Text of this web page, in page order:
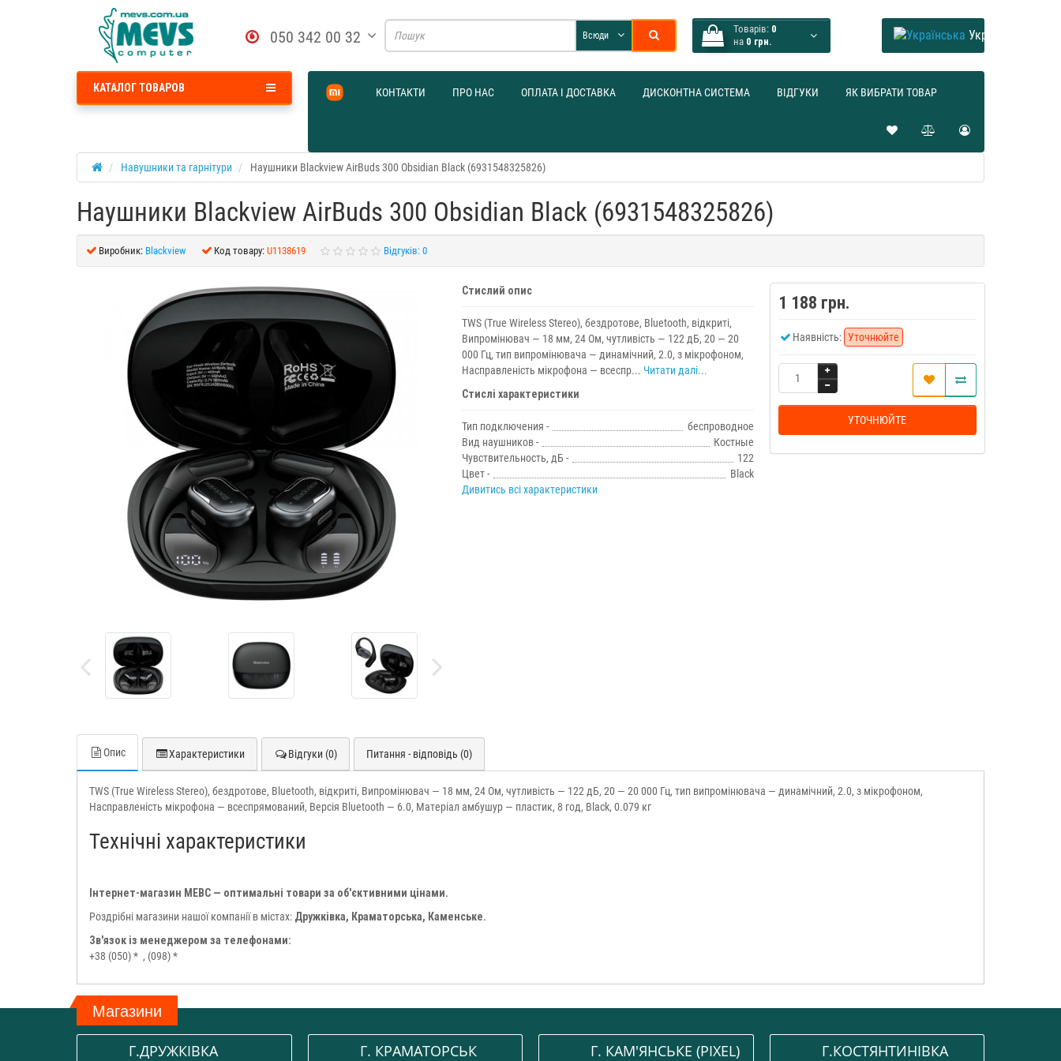
050 342 00 32 Товарів: 0
на 0 грн.
Всюди Українська
КОНТАКТИ ПРО НАС ОПЛАТА І ДОСТАВКА ДИСКОНТНА СИСТЕМА ВІДГУКИ ЯК ВИБРАТИ ТОВАР
КАТАЛОГ ТОВАРОВ
Навушники та гарнітури Наушники Blackview AirBuds 300 Obsidian Black (6931548325826)
Наушники Blackview AirBuds 300 Obsidian Black (6931548325826)
Виробник: Blackview Код товару: U1138619 Відгуків: 0
Стислий опис
TWS (True Wireless Stereo), бездротове, Bluetooth, відкриті,
Випромінювач — 18 мм, 24 Ом, чутливість — 122 дБ, 20 — 20
000 Гц, тип випромінювача — динамічний, 2.0, з мікрофоном,
Насправленість мікрофона — всеспр... Читати далі...
Стислі характеристики
Тип подключения -
беспроводное
Вид наушников -
Костные
Чувствительность, дБ -
122
Цвет -
Black
Дивитись всі характеристики
1 188 грн.
Наявність: Уточнюйте
УТОЧНЮЙТЕ
Опис Характеристики Відгуки (0) Питання - відповідь (0)
TWS (True Wireless Stereo), бездротове, Bluetooth, відкриті, Випромінювач — 18 мм, 24 Ом, чутливість — 122 дБ, 20 — 20 000 Гц, тип випромінювача — динамічний, 2.0, з мікрофоном,
Насправленість мікрофона — всеспрямований, Версія Bluetooth — 6.0, Матеріал амбушур — пластик, 8 год, Black, 0.079 кг
Технічні характеристики
Інтернет-магазин МЕВС — оптимальні товари за об'єктивними цінами.
Роздрібні магазини нашої компанії в містах: Дружківка, Краматорська, Каменське.
Зв'язок із менеджером за телефонами:
+38 (050) * , (098) *
Магазини
Г.ДРУЖКІВКА Г. КРАМАТОРСЬК Г. КАМ'ЯНСЬКЕ (PIXEL) Г.КОСТЯНТИНІВКА